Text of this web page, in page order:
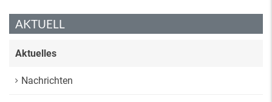
AKTUELL
Aktuelles
Nachrichten